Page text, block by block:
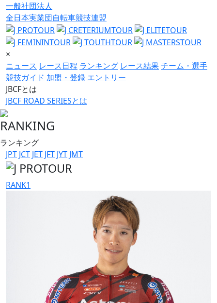
一般社団法人
全日本実業団自転車競技連盟
×
ニュース レース日程 ランキング レース結果チーム・選手
競技ガイド 加盟・登録 エントリー
JBCFとは
JBCF ROAD SERIESとは
RANKING
ランキング
JPT JCT JET JFT JYT JMT
RANK1